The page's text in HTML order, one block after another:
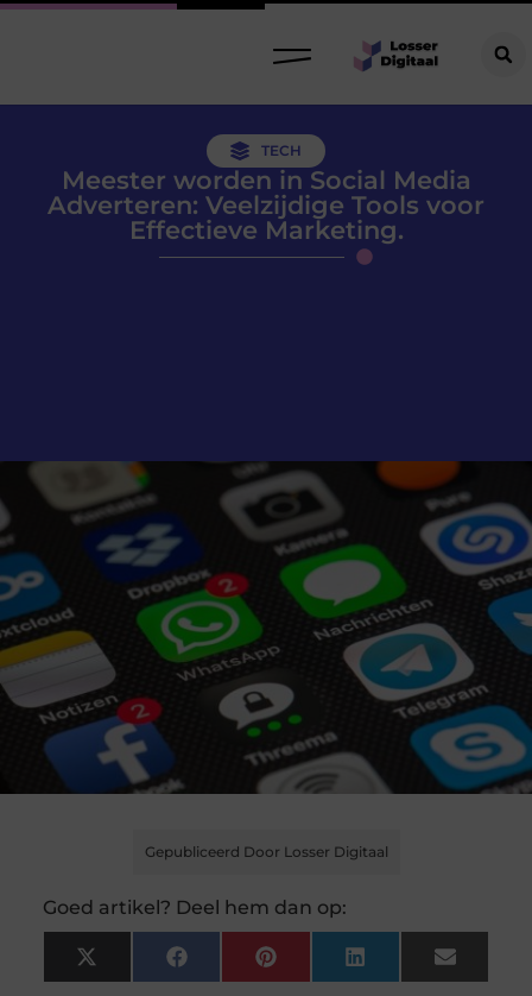
TECH
Meester worden in Social Media
Adverteren: Veelzijdige Tools voor
Effectieve Marketing.
Gepubliceerd Door Losser Digitaal
Goed artikel? Deel hem dan op:
X
(Twitter)
FacebookPinterest LinkedIn Email